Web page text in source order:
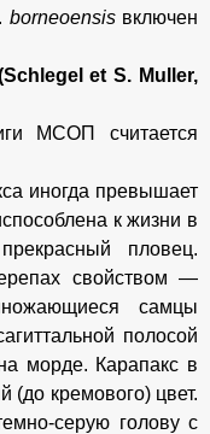
borneoensis включен
et S. Muller,
МСОП считается
иногда превышает
к жизни в
пловец.
свойством —
самцы
полосой
морде. Карапакс в
(до кремового) цвет.
серую голову с